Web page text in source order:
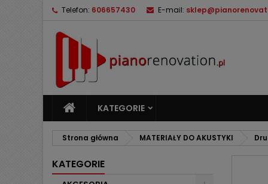
Telefon: 606657430 E-mail:
KATEGORIE
Strona główna MATERIAŁY DO AKUSTYKI
KATEGORIE